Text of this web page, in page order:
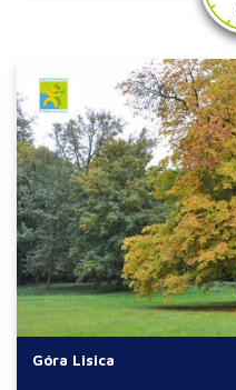
Góra Lisica